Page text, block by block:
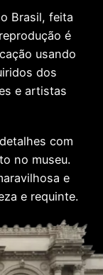
Brasil, feita
é
usando
dos
e artistas
com
no museu.
e
e requinte.